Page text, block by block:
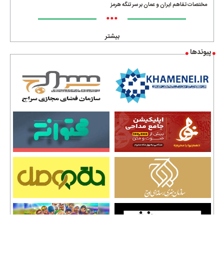
مختصات تفاهم ایران و عمان بر سر تنگه هرمز
•••
بیشتر
پیوندها